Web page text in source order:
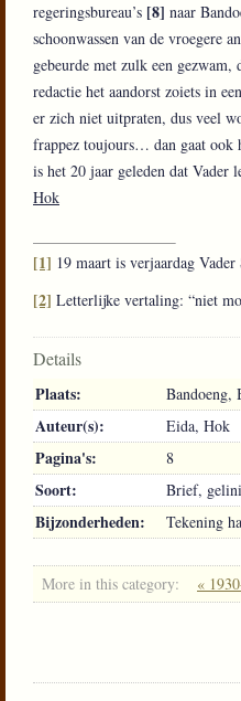
regeringsbureau’s [8] naar
schoonwassen van de vroegere
gebeurde met zulk een gezwam,
redactie het aandorst zoiets in
er zich niet uitpraten, dus veel
frappez toujours… dan gaat ook
is het 20 jaar geleden dat
Hok
[1] 19 maart is verjaardag Vader
[2] Letterlijke vertaling: “niet
Details
Plaats:
Bandoeng,
Auteur(s): Eida, Hok
Pagina's: 8
Soort: Brief,
Bijzonderheden: Tekening
More in this category: «